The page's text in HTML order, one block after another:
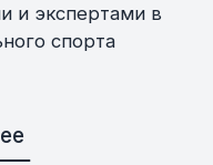
и экспертами в
спорта